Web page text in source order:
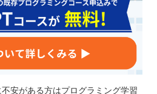
安がある方はプログラミング学習